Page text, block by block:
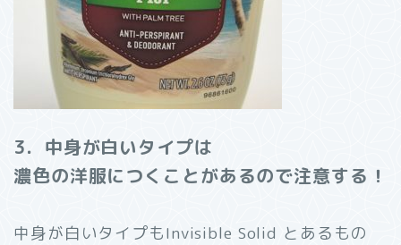
3．中身が白いタイプは
濃色の洋服につくことがあるので注意する！
中身が白いタイプもInvisible Solid とあるもの